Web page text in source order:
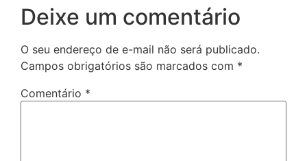
Deixe um comentário
O seu endereço de e-mail não será publicado.
Campos obrigatórios são marcados com *
Comentário *